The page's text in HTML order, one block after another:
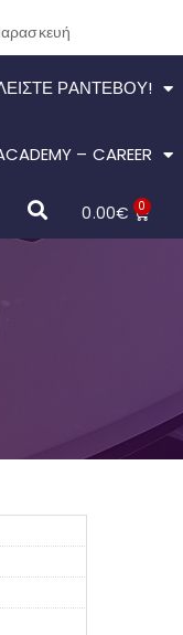
ΡΑΝΤΕΒΟΎ!
– CAREER
0.00€ 0